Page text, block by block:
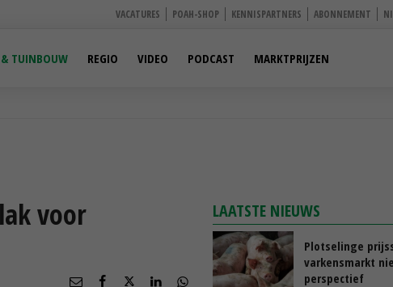
VACATURES POAH-SHOP KENNISPARTNERS ABONNEMENT
TUINBOUW REGIO VIDEO PODCAST MARKTPRIJZEN
voor
LAATSTE NIEUWS
Plotselinge
varkensmarkt
perspectief